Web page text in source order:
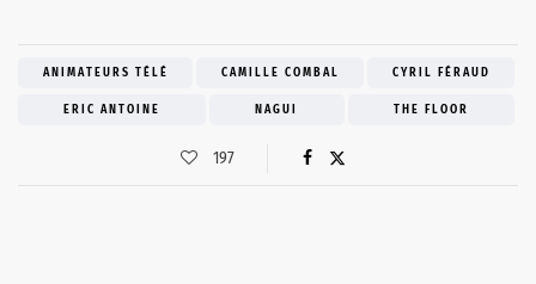
ANIMATEURS TÉLÉ CAMILLE COMBAL CYRIL FÉRAUD
ERIC ANTOINE NAGUI THE FLOOR
197